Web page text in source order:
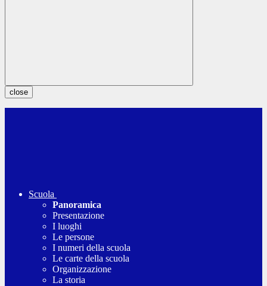
close
Scuola
Panoramica
Presentazione
I luoghi
Le persone
I numeri della scuola
Le carte della scuola
Organizzazione
La storia